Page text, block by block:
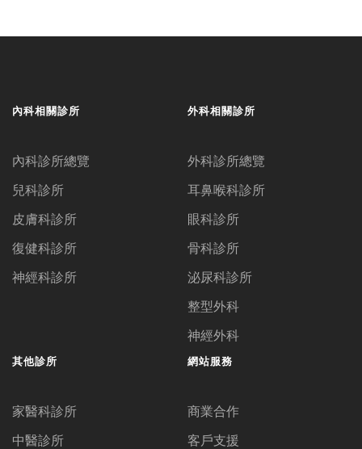
內科相關診所
內科診所總覽
兒科診所
皮膚科診所
復健科診所
神經科診所
外科相關診所
外科診所總覽
耳鼻喉科診所
眼科診所
骨科診所
泌尿科診所
整型外科
神經外科
其他診所
家醫科診所
中醫診所
網站服務
商業合作
客戶支援